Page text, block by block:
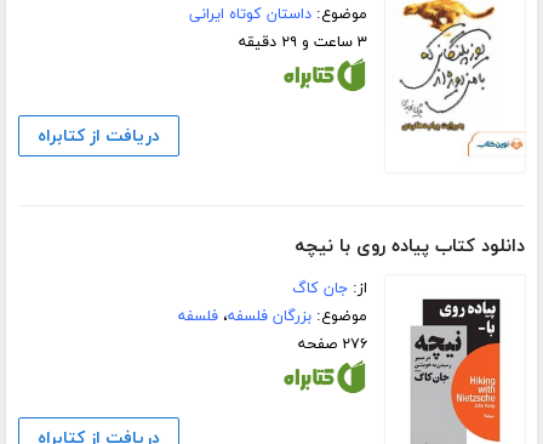
موضوع:داستان کوتاه ایرانی
۳ ساعت و ۲۹ دقیقه
دریافت از کتابراه
دانلود کتاب پیاده روی با نیچه
از:جان کاگ
موضوع:بزرگان فلسفه،فلسفه
۲۷۶ صفحه
دریافت از کتابراه